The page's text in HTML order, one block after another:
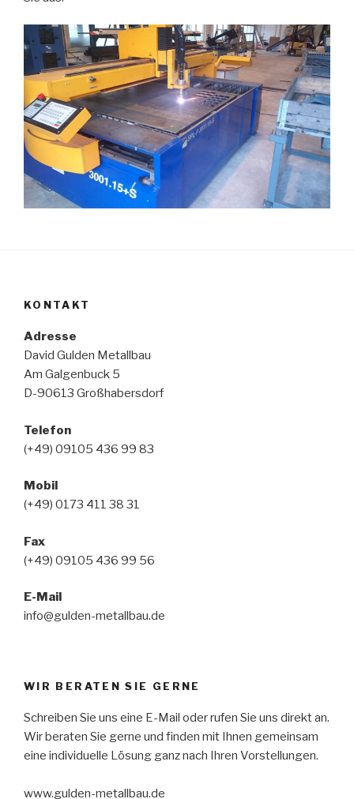
KONTAKT
Adresse
David Gulden Metallbau
Am Galgenbuck 5
D-90613 Großhabersdorf
Telefon
(+49) 09105 436 99 83
Mobil
(+49) 0173 411 38 31
Fax
(+49) 09105 436 99 56
E-Mail
info@gulden-metallbau.de
WIR BERATEN SIE GERNE
Schreiben Sie uns eine E-Mail oder rufen Sie uns direkt an.
Wir beraten Sie gerne und finden mit Ihnen gemeinsam
eine individuelle Lösung ganz nach Ihren Vorstellungen.
www.gulden-metallbau.de